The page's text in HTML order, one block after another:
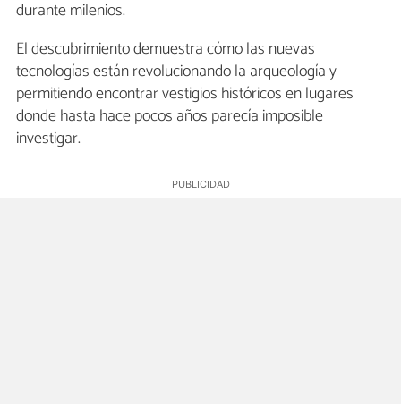
durante milenios.
El descubrimiento demuestra cómo las nuevas
tecnologías están revolucionando la arqueología y
permitiendo encontrar vestigios históricos en lugares
donde hasta hace pocos años parecía imposible
investigar.